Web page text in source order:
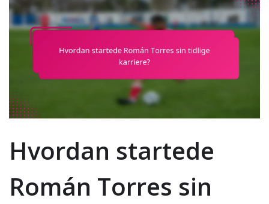
Hvordan startede
Román Torres sin